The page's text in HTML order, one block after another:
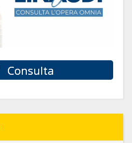
Consulta